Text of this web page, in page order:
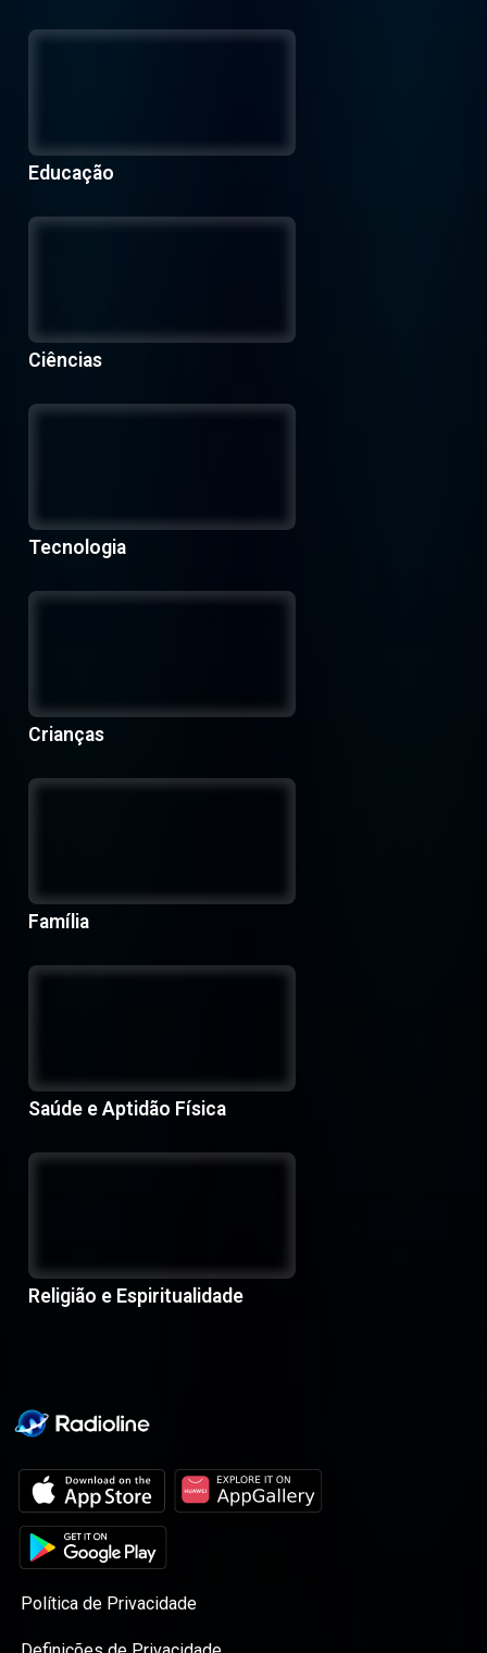
Educação
Ciências
Tecnologia
Crianças
Família
Saúde e Aptidão Física
Religião e Espiritualidade
Política de Privacidade